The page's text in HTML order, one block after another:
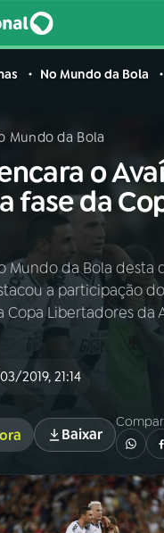
Buscar
AO VIVO
No Mundo da Bola
Mundo da Bola
o
fase da
Mundo da Bola desta
a participação
Copa Libertadores da
2019, 21:14
Baixar